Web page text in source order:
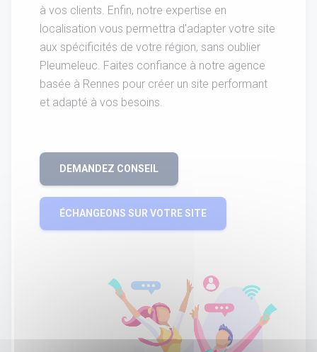
à vos clients. Enfin, notre expertise en
localisation vous permettra d'adapter votre site
aux spécificités de votre région, sans oublier
Pleumeleuc. Faites confiance à notre agence
basée à Rennes pour créer un site performant
et adapté à vos besoins.
DEMANDEZ CONSEIL
ÉCHANGEONS SUR VOTRE SITE